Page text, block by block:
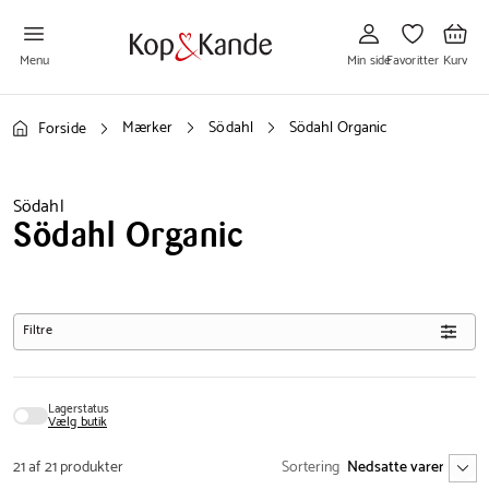
Menu
til
Min
side
Min side
til
Favoritter
Favoritter
til
Kurv
Kurv
Forside Mærker Södahl Södahl Organic
Södahl
Södahl Organic
Filtre
Lagerstatus
Vælg butik
21 af 21 produkter Sortering